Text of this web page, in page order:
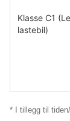
Klasse C1
lastebil)
* I tillegg til